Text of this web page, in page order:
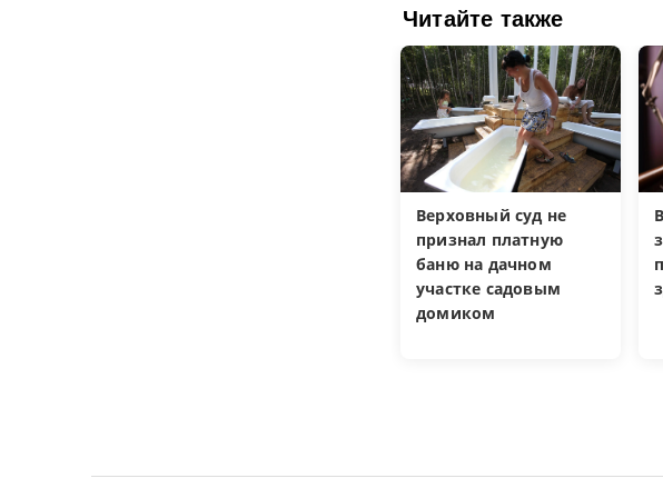
Читайте также
Верховный суд не
признал платную
баню на дачном
участке садовым
домиком